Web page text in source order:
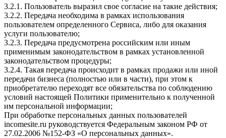
3.2.1. Пользователь выразил свое согласие на такие действия;
3.2.2. Передача необходима в рамках использования
пользователем определенного Сервиса, либо для оказания
услуги пользователю;
3.2.3. Передача предусмотрена российским или иным
применимым законодательством в рамках установленной
законодательством процедуры;
3.2.4. Такая передача происходит в рамках продажи или иной
передачи бизнеса (полностью или в части), при этом к
приобретателю переходят все обязательства по соблюдению
условий настоящей Политики применительно к полученной
им персональной информации;
При обработке персональных данных пользователей
incomesite.ru руководствуется Федеральным законом РФ от
27.02.2006 №152-ФЗ «О персональных данных».